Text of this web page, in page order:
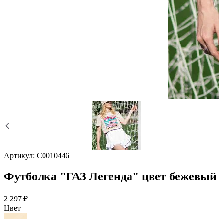
Артикул: С0010446
Футболка "ГАЗ Легенда" цвет бежевый
2 297 ₽
Цвет